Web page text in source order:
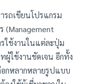
รถเขียนโปรแกรม
(Management
ใช้งานในแต่ละปุ่ม
ผู้ใช้งานชัดเจน อีกทั้ง
อกหลากหลายรูปแบบ